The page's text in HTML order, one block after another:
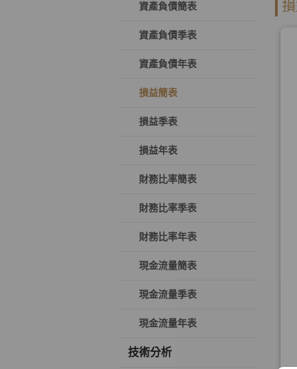
資產負債簡表
資產負債季表
資產負債年表
損益簡表
損益季表
損益年表
財務比率簡表
財務比率季表
財務比率年表
現金流量簡表
現金流量季表
現金流量年表
技術分析